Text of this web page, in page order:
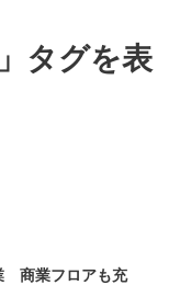
タグを表
商業フロアも充